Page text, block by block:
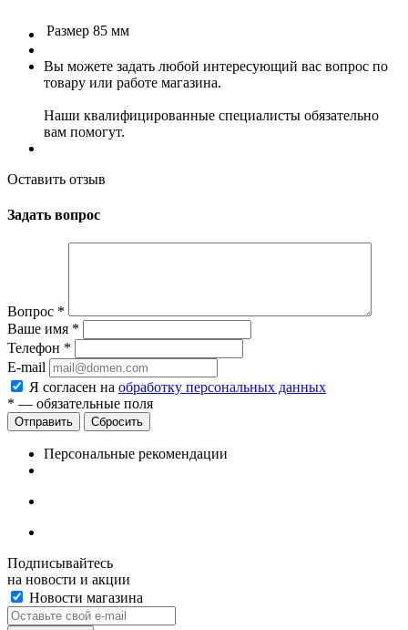
Размер 85 мм
Вы можете задать любой интересующий вас вопрос по
товару или работе магазина.
Наши квалифицированные специалисты обязательно
вам помогут.
Оставить отзыв
Задать вопрос
Вопрос *
Ваше имя *
Телефон *
E-mail
Я согласен на обработку персональных данных
* — обязательные поля
Сбросить
Персональные рекомендации
Подписывайтесь
на новости и акции
Новости магазина